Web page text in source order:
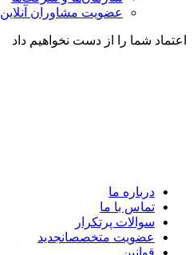
عضویت مشاوران آنلاین
اعتماد شما را از دست نخواهیم داد
درباره ما
تماس با ما
سوالات پرتکرار
عضویت متخصصانجدید
قوانین